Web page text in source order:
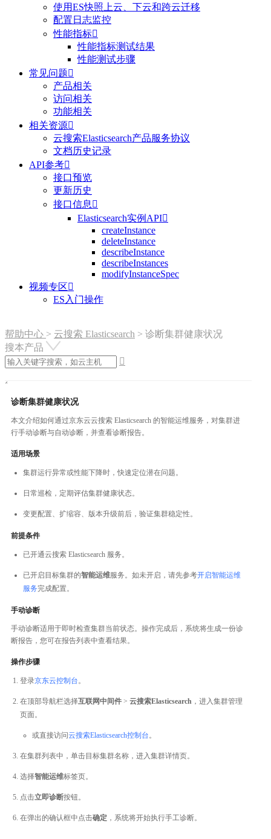
使用ES快照上云、下云和跨云迁移
配置日志监控
性能指标
性能指标测试结果
性能测试步骤
常见问题
产品相关
访问相关
功能相关
相关资源
云搜索Elasticsearch产品服务协议
文档历史记录
API参考
接口预览
更新历史
接口信息 
Elasticsearch实例API
createInstance
deleteInstance
describeInstance
describeInstances
modifyInstanceSpec
视频专区
ES入门操作
帮助中心 > 云搜索 Elasticsearch > 诊断集群健康状况
搜本产品

诊断集群健康状况
本文介绍如何通过京东云云搜索 Elasticsearch 的智能运维服务，对集群进
行手动诊断与自动诊断，并查看诊断报告。
适用场景
集群运行异常或性能下降时，快速定位潜在问题。
日常巡检，定期评估集群健康状态。
变更配置、扩缩容、版本升级前后，验证集群稳定性。
前提条件
已开通云搜索 Elasticsearch 服务。
已开启目标集群的智能运维服务。如未开启，请先参考开启智能运维
服务完成配置。
手动诊断
手动诊断适用于即时检查集群当前状态。操作完成后，系统将生成一份诊
断报告，您可在报告列表中查看结果。
操作步骤
登录京东云控制台 。
在顶部导航栏选择互联网中间件 > 云搜索Elasticsearch ，进入集群管理
页面。
或直接访问云搜索Elasticsearch控制台 。
在集群列表中，单击目标集群名称，进入集群详情页。
选择智能运维标签页。
点击立即诊断按钮。
在弹出的确认框中点击确定 ，系统将开始执行手工诊断。